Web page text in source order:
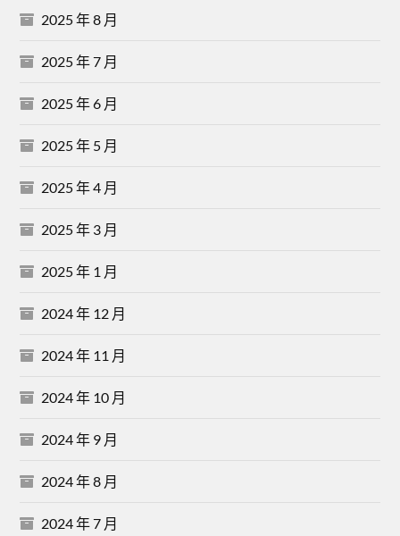
2025 年 8 月
2025 年 7 月
2025 年 6 月
2025 年 5 月
2025 年 4 月
2025 年 3 月
2025 年 1 月
2024 年 12 月
2024 年 11 月
2024 年 10 月
2024 年 9 月
2024 年 8 月
2024 年 7 月